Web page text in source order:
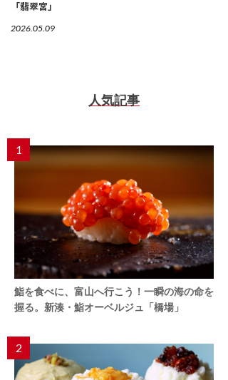
「翡翠宮」
2026.05.09
人気記事
1
鮨を食べに、富山へ行こう！一瞬の海の命を
握る。新湊・鮨オーベルジュ「橋場」
2